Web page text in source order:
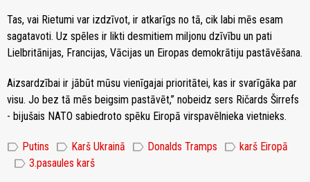
Tas, vai Rietumi var izdzīvot, ir atkarīgs no tā, cik labi mēs esam
sagatavoti. Uz spēles ir likti desmitiem miljonu dzīvību un pati
Lielbritānijas, Francijas, Vācijas un Eiropas demokrātiju pastāvēšana.
Aizsardzībai ir jābūt mūsu vienīgajai prioritātei, kas ir svarīgāka par
visu. Jo bez tā mēs beigsim pastāvēt,” nobeidz sers Ričards Širrefs
- bijušais NATO sabiedroto spēku Eiropā virspavēlnieka vietnieks.
label Putins label Karš Ukrainā label Donalds Tramps label karš Eiropā
label 3.pasaules karš